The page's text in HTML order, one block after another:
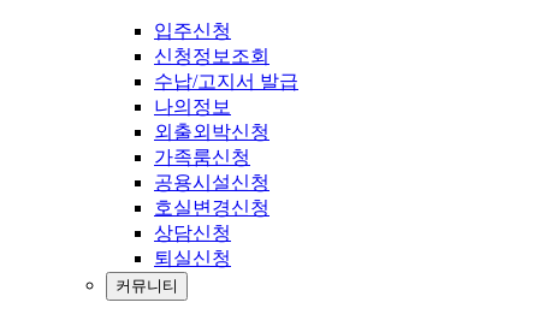
입주신청
신청정보조회
수납/고지서 발급
나의정보
외출외박신청
가족룸신청
공용시설신청
호실변경신청
상담신청
퇴실신청
커뮤니티